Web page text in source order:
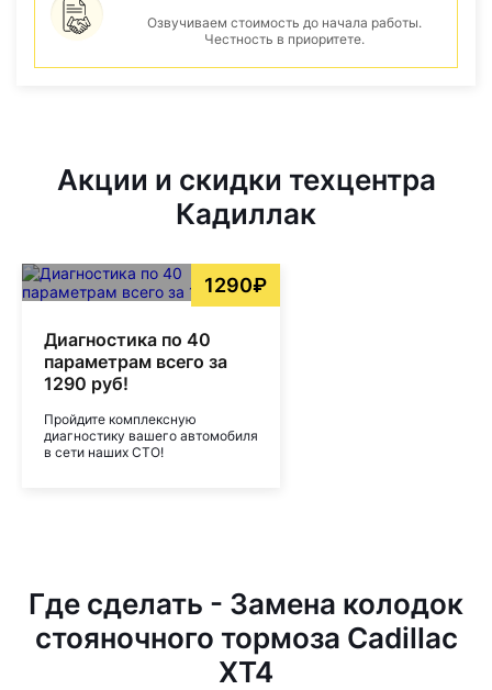
Озвучиваем стоимость до начала работы.
Честность в приоритете.
Акции и скидки техцентра
Кадиллак
1290₽
Диагностика по 40
параметрам всего за
1290 руб!
Пройдите комплексную
диагностику вашего автомобиля
в сети наших СТО!
Где сделать - Замена колодок
стояночного тормоза Cadillac
XT4